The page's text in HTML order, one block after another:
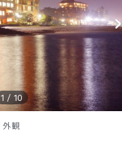
1 / 10
外観